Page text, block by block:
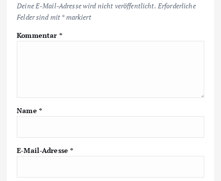
Deine E-Mail-Adresse wird nicht veröffentlicht. Erforderliche
Felder sind mit *markiert
Kommentar *
Name *
E-Mail-Adresse*